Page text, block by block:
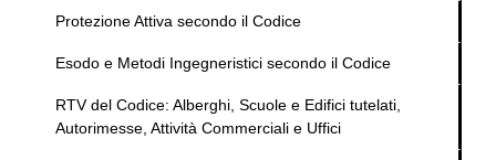
Protezione Attiva secondo il Codice
Esodo e Metodi Ingegneristici secondo il Codice
RTV del Codice: Alberghi, Scuole e Edifici tutelati,
Autorimesse, Attività Commerciali e Uffici